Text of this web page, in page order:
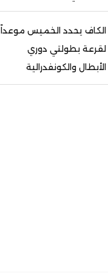
الكاف يحدد الخميس موعداً
لقرعة بطولتي دوري
الأبطال والكونفدرالية